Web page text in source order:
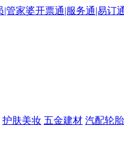
护肤美妆 五金建材 汽配轮胎